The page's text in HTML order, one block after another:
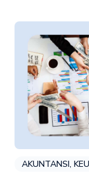
AKUNTANSI,